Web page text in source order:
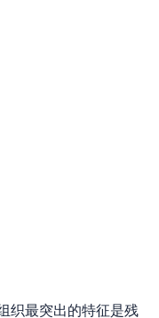
织最突出的特征是残